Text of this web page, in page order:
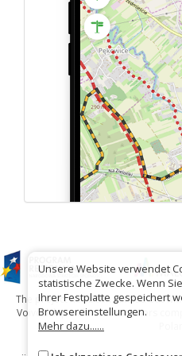
The project has been carried out
Voivodship within tourist offers
Unsere Website verwendet
statistische Zwecke. Wenn
Ihrer Festplatte gespeichert
Browsereinstellungen.
Mehr dazu......